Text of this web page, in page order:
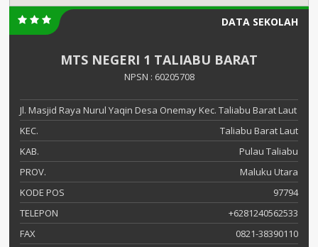
DATA SEKOLAH
MTS NEGERI 1 TALIABU BARAT
NPSN : 60205708
Jl. Masjid Raya Nurul Yaqin Desa Onemay Kec. Taliabu Barat Laut
KEC.
Taliabu Barat Laut
KAB.
Pulau Taliabu
PROV.
Maluku Utara
KODE POS
97794
TELEPON
+6281240562533
FAX
0821-38390110